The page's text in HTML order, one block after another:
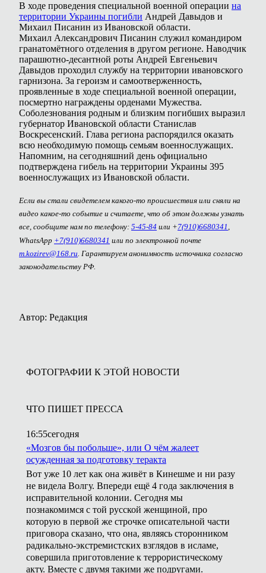
В ходе проведения специальной военной операции на
территории Украины погибли Андрей Давыдов и
Михаил Писанин из Ивановской области.
Михаил Александрович Писанин служил командиром
гранатомётного отделения в другом регионе. Наводчик
парашютно-десантной роты Андрей Евгеньевич
Давыдов проходил службу на территории ивановского
гарнизона. За героизм и самоотверженность,
проявленные в ходе специальной военной операции,
посмертно награждены орденами Мужества.
Соболезнования родным и близким погибших выразил
губернатор Ивановской области Станислав
Воскресенский. Глава региона распорядился оказать
всю необходимую помощь семьям военнослужащих.
Напомним, на сегодняшний день официально
подтверждена гибель на территории Украины 395
военнослужащих из Ивановской области.
Если вы стали свидетелем какого-то происшествия или сняли на
видео какое-то событие и считаете, что об этом должны узнать
все, сообщите нам по телефону: 5-45-84 или +7(910)6680341 ,
WhatsApp +7(910)6680341 или по электронной почте
m.kozirev@168.ru . Гарантируем анонимность источника согласно
законодательству РФ.
Автор: Редакция
ФОТОГРАФИИ К ЭТОЙ НОВОСТИ
ЧТО ПИШЕТ ПРЕССА
16:55сегодня
«Мозгов бы побольше», или О чём жалеет
осужденная за подготовку теракта
Вот уже 10 лет как она живёт в Кинешме и ни разу
не видела Волгу. Впереди ещё 4 года заключения в
исправительной колонии. Сегодня мы
познакомимся с той русской женщиной, про
которую в первой же строчке описательной части
приговора сказано, что она, являясь сторонником
радикально-экстремистских взглядов в исламе,
совершила приготовление к террористическому
акту. Вместе с двумя такими же подругами.